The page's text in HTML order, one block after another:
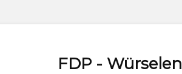
FDP - Würselen